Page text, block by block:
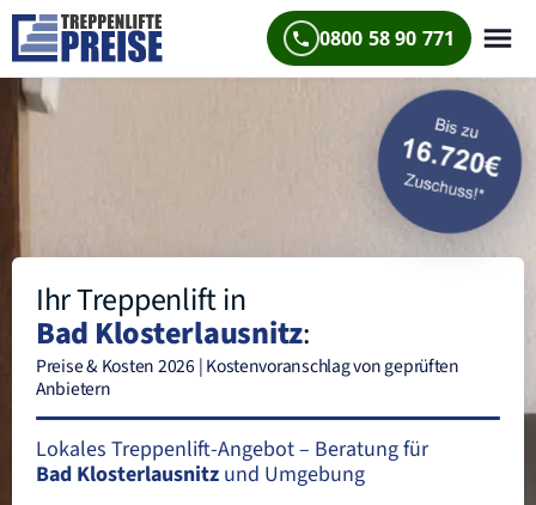
0800 58 90 771
Ihr Treppenlift in
Bad Klosterlausnitz:
Preise & Kosten 2026 | Kostenvoranschlag von geprüften
Anbietern
Lokales Treppenlift-Angebot – Beratung für
Bad Klosterlausnitz und Umgebung